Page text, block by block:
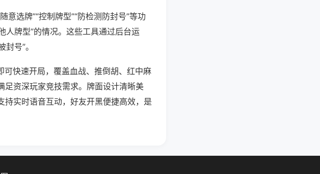
选牌”“控制牌型”“防检测防封号”等功
人牌型”的情况。这些工具通过后台运
号”。
快速开局，覆盖血战、推倒胡、红中麻
足资深玩家竞技需求。牌面设计清晰美
实时语音互动，好友开黑便捷高效，是